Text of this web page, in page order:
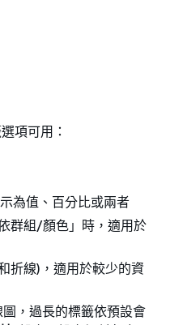
項可用：
為值、百分比或兩者
群組/顏色」時，適用於
折線)，適用於較少的資
，過長的標籤依預設會